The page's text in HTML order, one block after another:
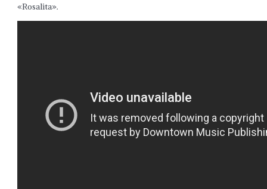
«Rosalita».